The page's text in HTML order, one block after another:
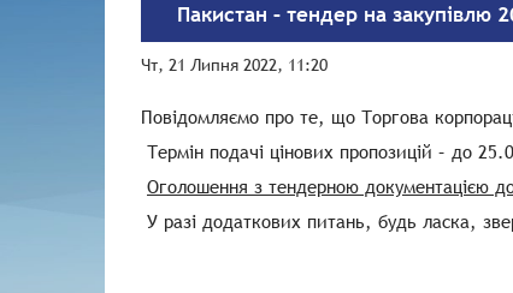
Пакистан – тендер на закупівлю
Чт, 21 Липня 2022, 11:20
Повідомляємо про те, що Торгова
Термін подачі цінових пропозицій – до
Оголошення з тендерною документацією
У разі додаткових питань, будь ласка,